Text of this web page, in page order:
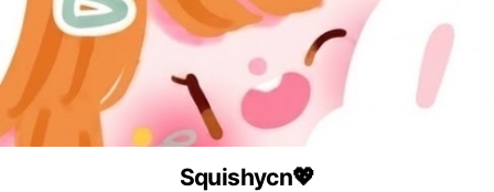
Squishycn💖